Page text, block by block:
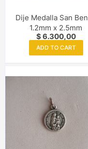
Dije Medalla San
1.2mm x 2.5mm
$6.300,00
ADD TO CART